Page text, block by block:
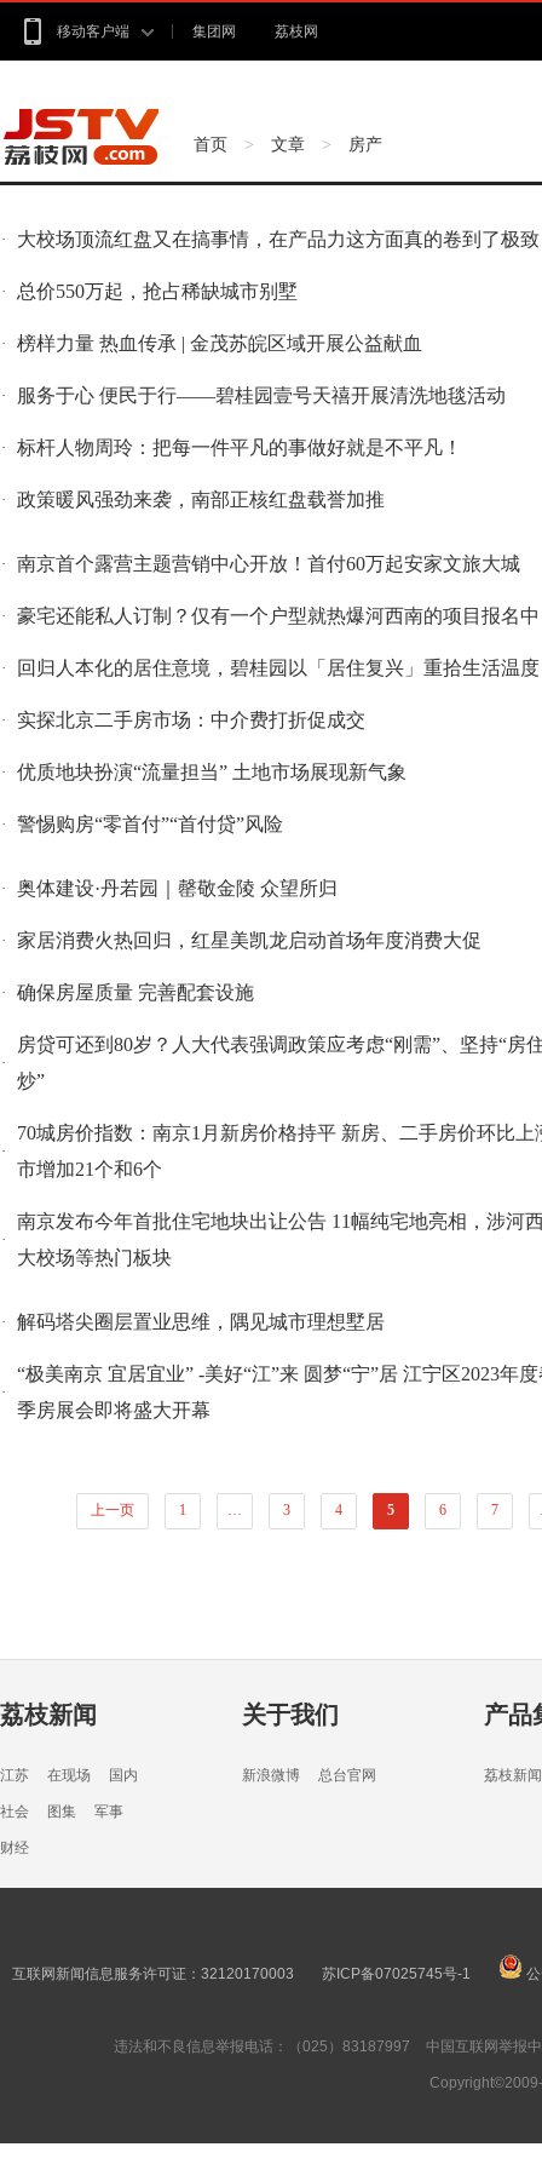
移动客户端 集团网 荔枝网
首页 > 文章 > 房产
· 大校场顶流红盘又在搞事情，在产品力这方面真的卷到了极
· 总价550万起，抢占稀缺城市别墅
· 榜样力量 热血传承 | 金茂苏皖区域开展公益献血
· 服务于心 便民于行——碧桂园壹号天禧开展清洗地毯活动
· 标杆人物周玲：把每一件平凡的事做好就是不平凡！
· 政策暖风强劲来袭，南部正核红盘载誉加推
· 南京首个露营主题营销中心开放！首付60万起安家文旅大城
· 豪宅还能私人订制？仅有一个户型就热爆河西南的项目报名
· 回归人本化的居住意境，碧桂园以「居住复兴」重拾生活温度
· 实探北京二手房市场：中介费打折促成交
· 优质地块扮演“流量担当” 土地市场展现新气象
· 警惕购房“零首付”“首付贷”风险
· 奥体建设·丹若园｜罄敬金陵 众望所归
· 家居消费火热回归，红星美凯龙启动首场年度消费大促
· 确保房屋质量 完善配套设施
·
房贷可还到80岁？人大代表强调政策应考虑“刚需”、坚持“房
炒”
·
70城房价指数：南京1月新房价格持平 新房、二手房价环比上
市增加21个和6个
·
南京发布今年首批住宅地块出让公告 11幅纯宅地亮相，涉河
大校场等热门板块
· 解码塔尖圈层置业思维，隅见城市理想墅居
·
“极美南京 宜居宜业” -美好“江”来 圆梦“宁”居 江宁区2023年
季房展会即将盛大开幕
上一页 1 … 3 4 5 6 7
荔枝新闻
江苏 在现场 国内
社会 图集 军事
财经
关于我们
新浪微博 总台官网
产品
荔枝新闻
互联网新闻信息服务许可证：32120170003 苏ICP备07025745号-1
违法和不良信息举报电话：（025）83187997 中国互联网举报